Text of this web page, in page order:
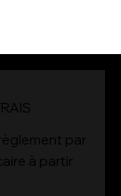
4xpar
à partir